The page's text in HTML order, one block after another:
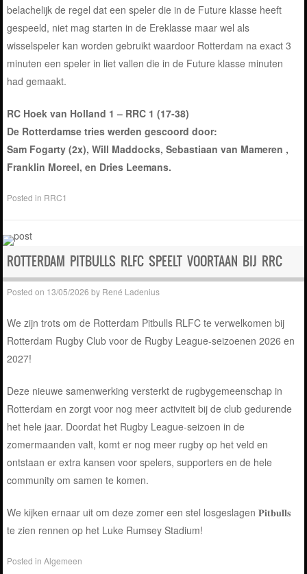
belachelijk de regel dat een speler die in de Future klasse heeft
gespeeld, niet mag starten in de Ereklasse maar wel als
wisselspeler kan worden gebruikt waardoor Rotterdam na exact 3
minuten een speler in liet vallen die in de Future klasse minuten
had gemaakt.
RC Hoek van Holland 1 – RRC 1 (17-38)
De Rotterdamse tries werden gescoord door:
Sam Fogarty (2x), Will Maddocks, Sebastiaan van Mameren ,
Franklin Moreel, en Dries Leemans.
Posted in RRC1
ROTTERDAM PITBULLS RLFC SPEELT VOORTAAN BIJ RRC
Posted on 13/05/2026 by René Ladenius
We zijn trots om de Rotterdam Pitbulls RLFC te verwelkomen bij
Rotterdam Rugby Club voor de Rugby League-seizoenen 2026 en
2027!
Deze nieuwe samenwerking versterkt de rugbygemeenschap in
Rotterdam en zorgt voor nog meer activiteit bij de club gedurende
het hele jaar. Doordat het Rugby League-seizoen in de
zomermaanden valt, komt er nog meer rugby op het veld en
ontstaan er extra kansen voor spelers, supporters en de hele
community om samen te komen.
We kijken ernaar uit om deze zomer een stel losgeslagen 𝐏𝐢𝐭𝐛𝐮𝐥𝐥𝐬
te zien rennen op het Luke Rumsey Stadium!
Posted inAlgemeen